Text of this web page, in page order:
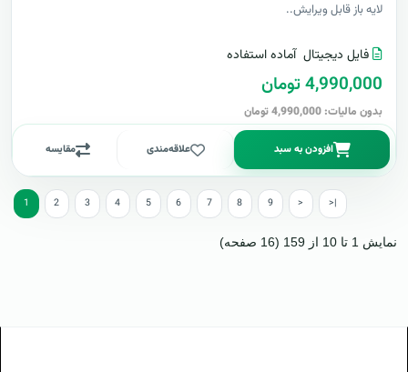
لایه باز قابل ویرایش..
فایل دیجیتال آماده استفاده
4,990,000 تومان
بدون مالیات: 4,990,000 تومان
افزودن به سبد علاقه‌مندی مقایسه
1 2 3 4 5 6 7 8 9 > >|
نمایش 1 تا 10 از 159 (16 صفحه)